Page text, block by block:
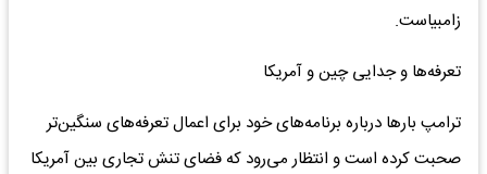
زامبیاست.
تعرفه‌ها و جدایی چین و آمریکا
ترامپ بارها درباره برنامه‌های خود برای اعمال تعرفه‌های سنگین‌تر
صحبت کرده است و انتظار می‌رود که فضای تنش تجاری بین آمریکا